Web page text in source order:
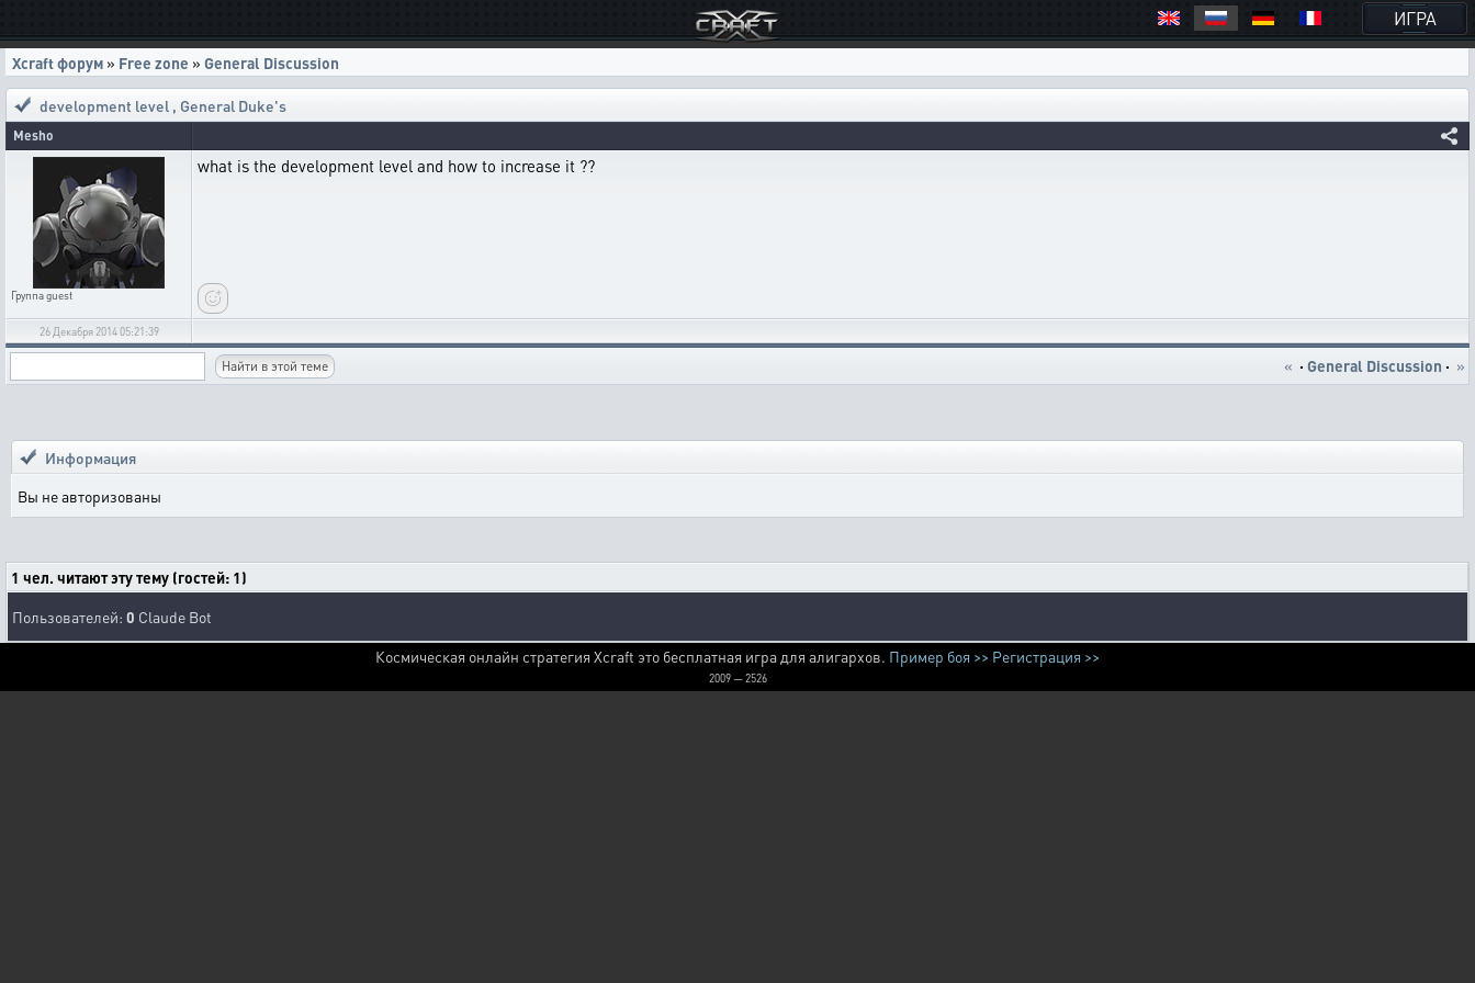
ИГРА
Xcraft форум » Free zone » General Discussion
development level , General Duke's
Mesho
Группаguest
what is the development level and how to increase it ??
26 Декабря 2014 05:21:39
« · General Discussion · »
Информация
Вы не авторизованы
1 чел. читают эту тему (гостей: 1)
Пользователей: 0 Claude Bot
Космическая онлайн стратегия Xcraft это бесплатная игра для алигархов. Пример боя >> Регистрация >>
2009 — 2526